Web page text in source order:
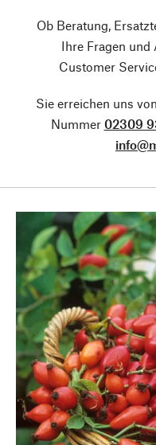
Ob Beratung,
Ihre Fragen und
Customer
Sie erreichen uns
Nummer 02309